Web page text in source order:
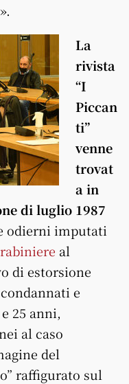
La
rivista
“I
Piccan
ti”
venne
trovat
a in
di luglio 1987
odierni imputati
al
di estorsione
e
25 anni,
al caso
del
raffigurato sul